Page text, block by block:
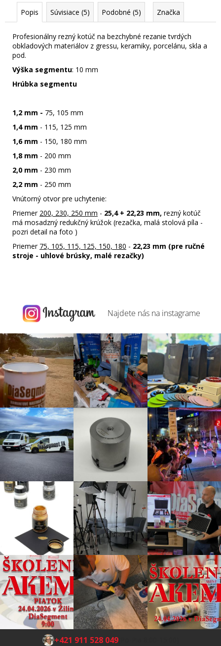
Popis Súvisiace (5) Podobné (5) Značka
Profesionálny rezný kotúč na bezchybné rezanie tvrdých
obkladových materiálov z gressu, keramiky, porcelánu, skla a
pod.
Výška segmentu: 10 mm
Hrúbka segmentu
1,2 mm - 75, 105 mm
1,4 mm - 115, 125 mm
1,6 mm - 150, 180 mm
1,8 mm - 200 mm
2,0 mm - 230 mm
2,2 mm - 250 mm
Vnútorný otvor pre uchytenie:
Priemer 200, 230, 250 mm - 25,4 + 22,23 mm, rezný kotúč
má mosadzný redukčný krúžok (rezačka, malá stolová píla -
pozri detail na foto )
Priemer 75, 105, 115, 125, 150, 180 - 22,23 mm (pre ručné
stroje - uhlové brúsky, malé rezačky)
Najdete nás na instagrame
Z +421 911 528 049(Po-Pia 8:00-15:00)